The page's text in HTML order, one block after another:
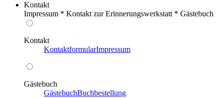
Kontakt
Impressum * Kontakt zur Erinnerungswerkstatt * Gästebuch
Kontakt
KontaktformularImpressum
Gästebuch
GästebuchBuchbestellung